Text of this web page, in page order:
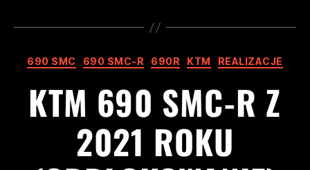
690 SMC 690 SMC-R 690R KTM REALIZACJE
KTM 690 SMC-R Z
2021 ROKU